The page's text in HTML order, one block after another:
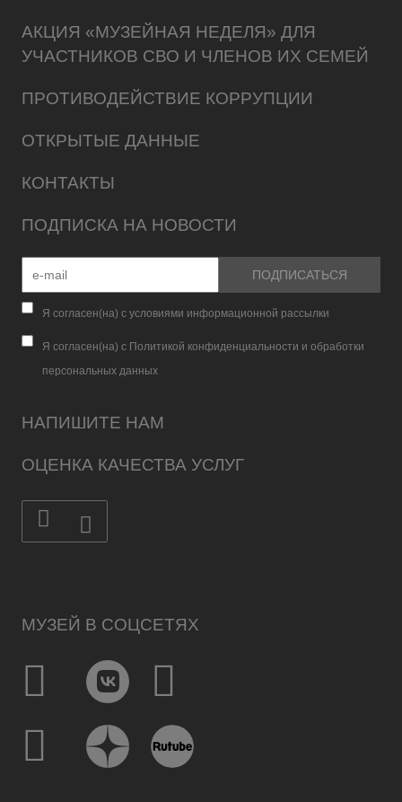
АКЦИЯ «МУЗЕЙНАЯ НЕДЕЛЯ» ДЛЯ
УЧАСТНИКОВ СВО И ЧЛЕНОВ ИХ СЕМЕЙ
ПРОТИВОДЕЙСТВИЕ КОРРУПЦИИ
ОТКРЫТЫЕ ДАННЫЕ
КОНТАКТЫ
МУЗЕЙ В СОЦСЕТЯХ
ПОДПИСКА НА НОВОСТИ
Я согласен(на) с условиями информационной рассылки
Я согласен(на) с Политикой конфиденциальности и обработки
персональных данных
НАПИШИТЕ НАМ
ОЦЕНКА КАЧЕСТВА УСЛУГ